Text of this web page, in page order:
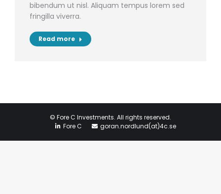
bibendum ut nisl. Aliquam tempus lorem sed
fringilla viverra.
Read more
© Fore C Investments. All rights reserved.
Fore C
goran.nordlund(at)4c.se